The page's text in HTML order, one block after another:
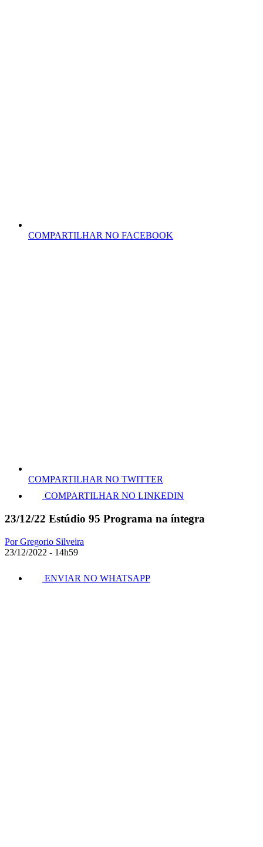
COMPARTILHAR NO FACEBOOK
COMPARTILHAR NO TWITTER
COMPARTILHAR NO LINKEDIN
23/12/22 Estúdio 95 Programa na íntegra
Por Gregorio Silveira
23/12/2022 - 14h59
ENVIAR NO WHATSAPP